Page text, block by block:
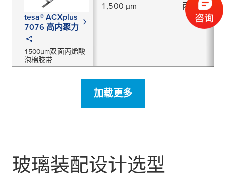
tesa® ACXplus
7076 高内聚力
1500µm双面丙烯酸
泡棉胶带
1,500 µm 丙烯酸泡棉
加载更多
玻璃装配设计选型